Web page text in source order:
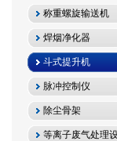
称重螺旋输送机
焊烟净化器
斗式提升机
脉冲控制仪
除尘骨架
等离子废气处理